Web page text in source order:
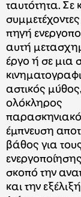
ταυτότητα. Σε
πηγή
αυτή
έργο ή σε μια
αστικός
ολόκληρος
έμπνευση
βάθος για
σκοπό την
και την